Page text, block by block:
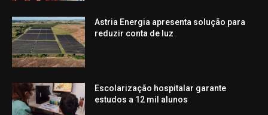
Astria Energia apresenta solução para
reduzir conta de luz
Escolarização hospitalar garante
estudos a 12 mil alunos